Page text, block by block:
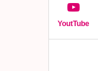
YoutTube